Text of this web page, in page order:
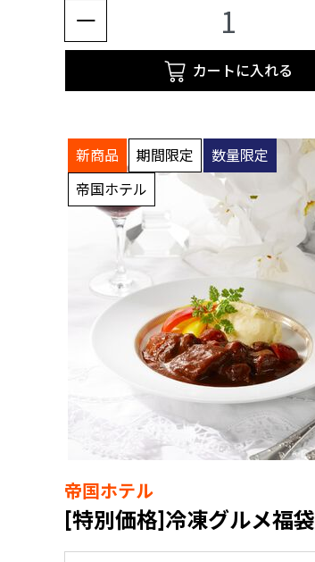
カートに入れる
新商品 期間限定
数量限定
帝国ホテル
帝国ホテル
[特別価格]冷凍グルメ福袋